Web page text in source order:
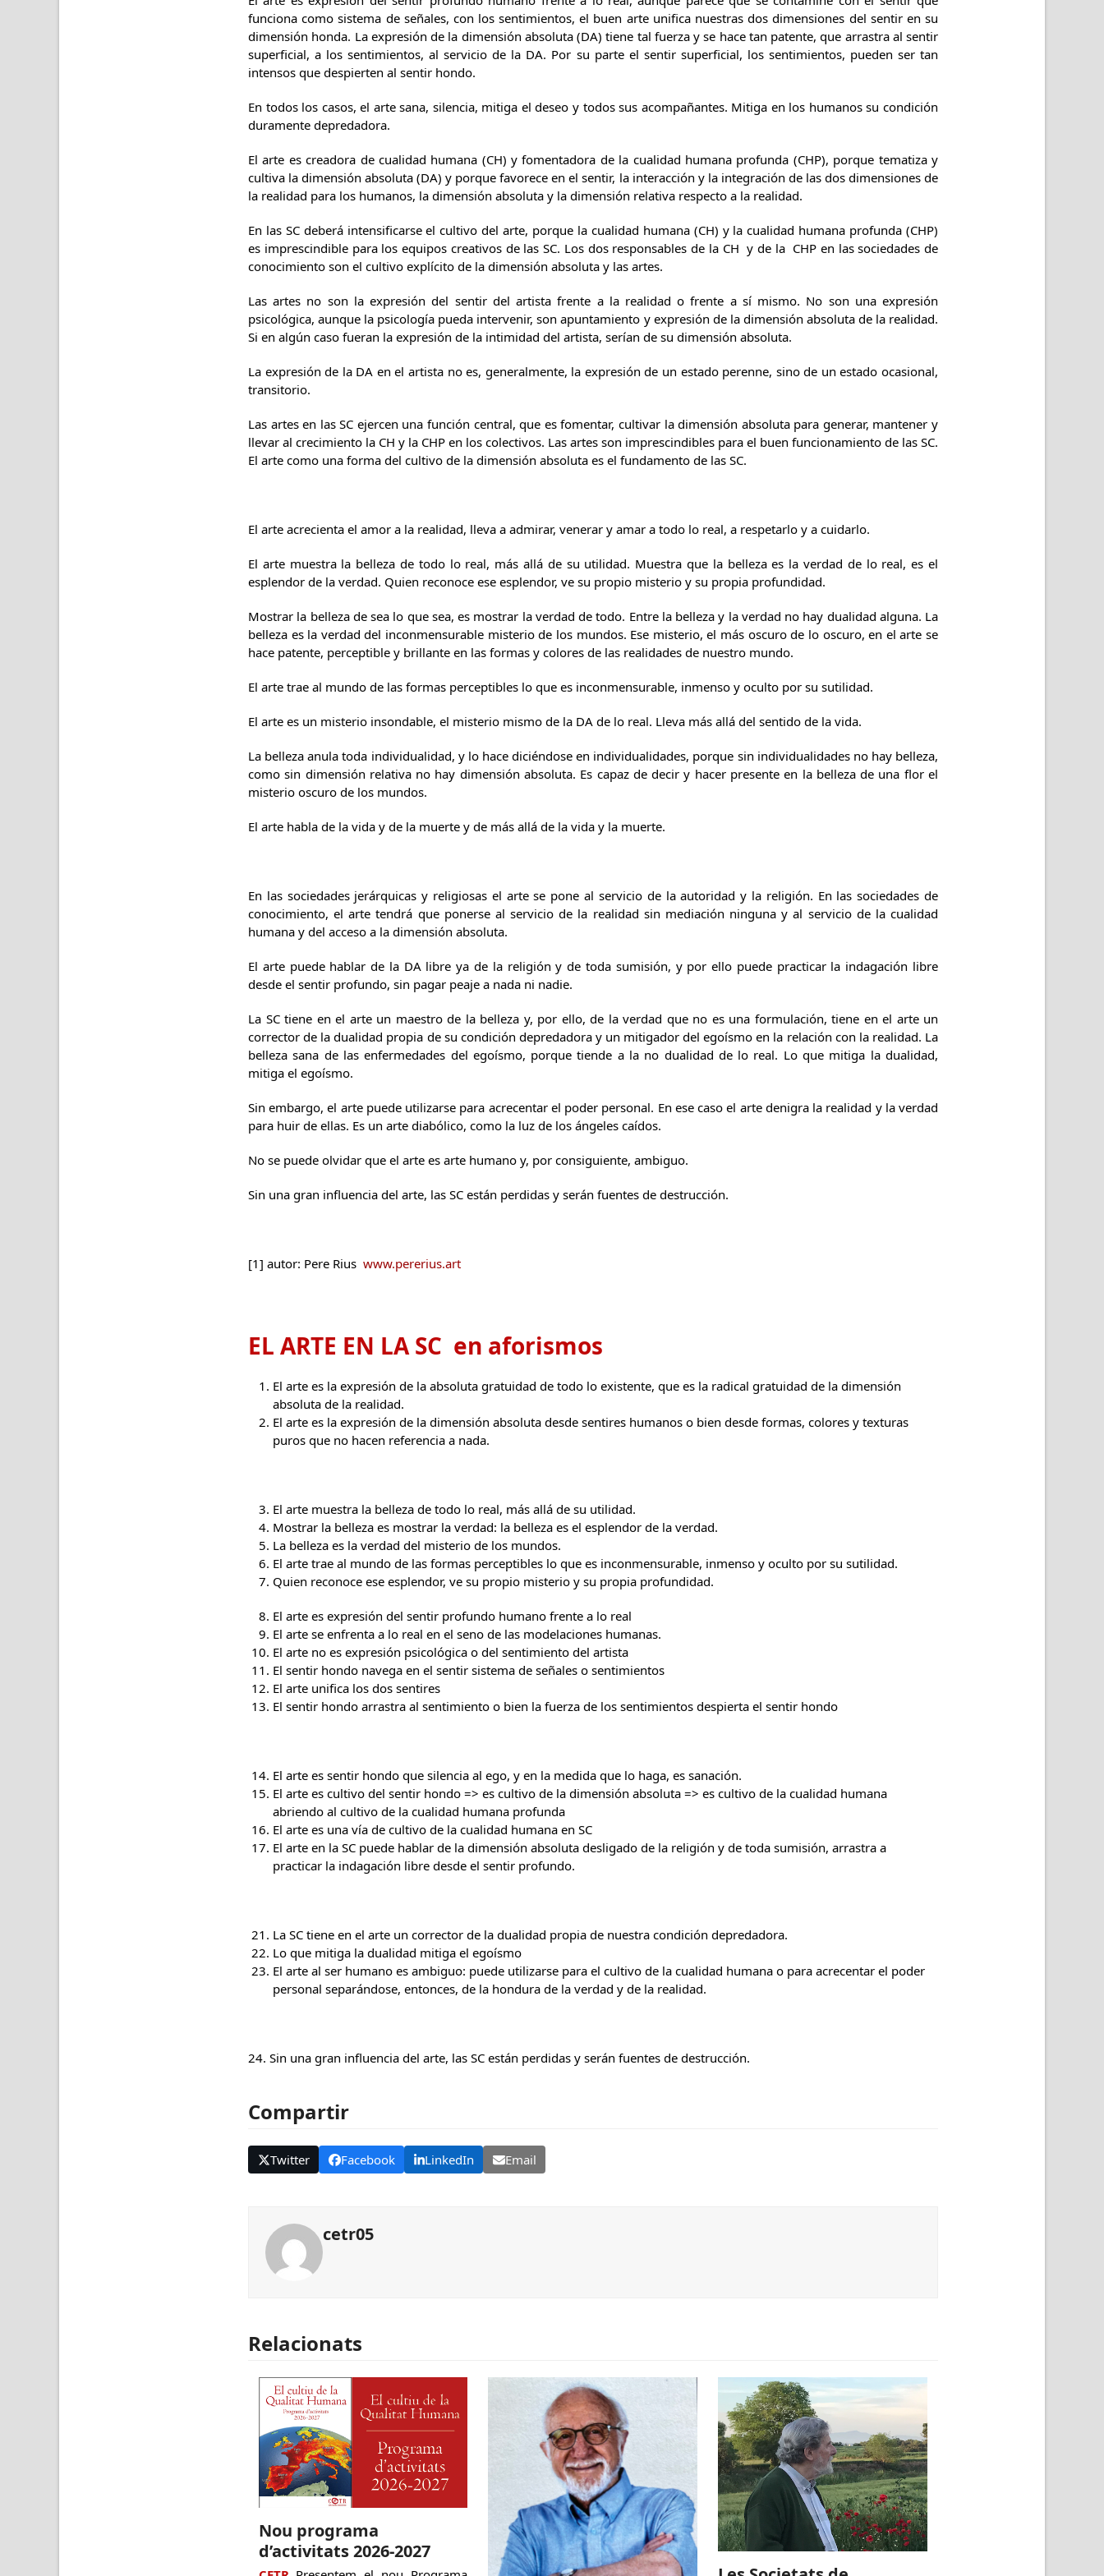
funciona como sistema de señales, con los sentimientos, el buen arte unifica nuestras dos dimensiones del sentir en su
dimensión honda. La expresión de la dimensión absoluta (DA) tiene tal fuerza y se hace tan patente, que arrastra al sentir
superficial, a los sentimientos, al servicio de la DA. Por su parte el sentir superficial, los sentimientos, pueden ser tan
intensos que despierten al sentir hondo.
En todos los casos, el arte sana, silencia, mitiga el deseo y todos sus acompañantes. Mitiga en los humanos su condición
duramente depredadora.
El arte es creadora de cualidad humana (CH) y fomentadora de la cualidad humana profunda (CHP), porque tematiza y
cultiva la dimensión absoluta (DA) y porque favorece en el sentir, la interacción y la integración de las dos dimensiones de
la realidad para los humanos, la dimensión absoluta y la dimensión relativa respecto a la realidad.
En las SC deberá intensificarse el cultivo del arte, porque la cualidad humana (CH) y la cualidad humana profunda (CHP)
es imprescindible para los equipos creativos de las SC. Los dos responsables de la CH y de la CHP en las sociedades de
conocimiento son el cultivo explícito de la dimensión absoluta y las artes.
Las artes no son la expresión del sentir del artista frente a la realidad o frente a sí mismo. No son una expresión
psicológica, aunque la psicología pueda intervenir, son apuntamiento y expresión de la dimensión absoluta de la realidad.
Si en algún caso fueran la expresión de la intimidad del artista, serían de su dimensión absoluta.
La expresión de la DA en el artista no es, generalmente, la expresión de un estado perenne, sino de un estado ocasional,
transitorio.
Las artes en las SC ejercen una función central, que es fomentar, cultivar la dimensión absoluta para generar, mantener y
llevar al crecimiento la CH y la CHP en los colectivos. Las artes son imprescindibles para el buen funcionamiento de las SC.
El arte como una forma del cultivo de la dimensión absoluta es el fundamento de las SC.
El arte acrecienta el amor a la realidad, lleva a admirar, venerar y amar a todo lo real, a respetarlo y a cuidarlo.
El arte muestra la belleza de todo lo real, más allá de su utilidad. Muestra que la belleza es la verdad de lo real, es el
esplendor de la verdad. Quien reconoce ese esplendor, ve su propio misterio y su propia profundidad.
Mostrar la belleza de sea lo que sea, es mostrar la verdad de todo. Entre la belleza y la verdad no hay dualidad alguna. La
belleza es la verdad del inconmensurable misterio de los mundos. Ese misterio, el más oscuro de lo oscuro, en el arte se
hace patente, perceptible y brillante en las formas y colores de las realidades de nuestro mundo.
El arte trae al mundo de las formas perceptibles lo que es inconmensurable, inmenso y oculto por su sutilidad.
El arte es un misterio insondable, el misterio mismo de la DA de lo real. Lleva más allá del sentido de la vida.
La belleza anula toda individualidad, y lo hace diciéndose en individualidades, porque sin individualidades no hay belleza,
como sin dimensión relativa no hay dimensión absoluta. Es capaz de decir y hacer presente en la belleza de una flor el
misterio oscuro de los mundos.
El arte habla de la vida y de la muerte y de más allá de la vida y la muerte.
En las sociedades jerárquicas y religiosas el arte se pone al servicio de la autoridad y la religión. En las sociedades de
conocimiento, el arte tendrá que ponerse al servicio de la realidad sin mediación ninguna y al servicio de la cualidad
humana y del acceso a la dimensión absoluta.
El arte puede hablar de la DA libre ya de la religión y de toda sumisión, y por ello puede practicar la indagación libre
desde el sentir profundo, sin pagar peaje a nada ni nadie.
La SC tiene en el arte un maestro de la belleza y, por ello, de la verdad que no es una formulación, tiene en el arte un
corrector de la dualidad propia de su condición depredadora y un mitigador del egoísmo en la relación con la realidad. La
belleza sana de las enfermedades del egoísmo, porque tiende a la no dualidad de lo real. Lo que mitiga la dualidad,
mitiga el egoísmo.
Sin embargo, el arte puede utilizarse para acrecentar el poder personal. En ese caso el arte denigra la realidad y la verdad
para huir de ellas. Es un arte diabólico, como la luz de los ángeles caídos.
No se puede olvidar que el arte es arte humano y, por consiguiente, ambiguo.
Sin una gran influencia del arte, las SC están perdidas y serán fuentes de destrucción.
[1] autor: Pere Rius www.pererius.art
EL ARTE EN LA SC en aforismos
El arte es la expresión de la absoluta gratuidad de todo lo existente, que es la radical gratuidad de la dimensión
absoluta de la realidad.
El arte es la expresión de la dimensión absoluta desde sentires humanos o bien desde formas, colores y texturas
puros que no hacen referencia a nada.
El arte muestra la belleza de todo lo real, más allá de su utilidad.
Mostrar la belleza es mostrar la verdad: la belleza es el esplendor de la verdad.
La belleza es la verdad del misterio de los mundos.
El arte trae al mundo de las formas perceptibles lo que es inconmensurable, inmenso y oculto por su sutilidad.
Quien reconoce ese esplendor, ve su propio misterio y su propia profundidad.
El arte es expresión del sentir profundo humano frente a lo real
El arte se enfrenta a lo real en el seno de las modelaciones humanas.
El arte no es expresión psicológica o del sentimiento del artista
El sentir hondo navega en el sentir sistema de señales o sentimientos
El arte unifica los dos sentires
El sentir hondo arrastra al sentimiento o bien la fuerza de los sentimientos despierta el sentir hondo
El arte es sentir hondo que silencia al ego, y en la medida que lo haga, es sanación.
El arte es cultivo del sentir hondo => es cultivo de la dimensión absoluta => es cultivo de la cualidad humana
abriendo al cultivo de la cualidad humana profunda
El arte es una vía de cultivo de la cualidad humana en SC
El arte en la SC puede hablar de la dimensión absoluta desligado de la religión y de toda sumisión, arrastra a
practicar la indagación libre desde el sentir profundo.
La SC tiene en el arte un corrector de la dualidad propia de nuestra condición depredadora.
Lo que mitiga la dualidad mitiga el egoísmo
El arte al ser humano es ambiguo: puede utilizarse para el cultivo de la cualidad humana o para acrecentar el poder
personal separándose, entonces, de la hondura de la verdad y de la realidad.
24. Sin una gran influencia del arte, las SC están perdidas y serán fuentes de destrucción.
Compartir
Twitter Facebook LinkedIn Email
cetr05
Relacionats
Nou programa
d’activitats 2026-2027